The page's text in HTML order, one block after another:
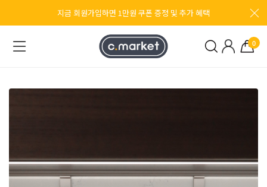
지금 회원가입하면 1만원 쿠폰 증정 및 추가 혜택
0